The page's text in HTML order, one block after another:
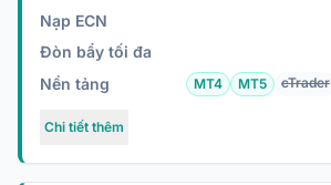
Nạp ECN
Đòn bẩy tối đa
Nền tảng MT4 MT5 cTrader
Chi tiết thêm